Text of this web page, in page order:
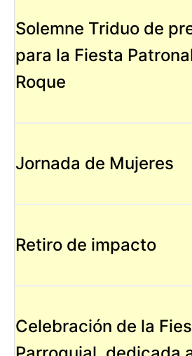
Solemne Triduo de
para la Fiesta
Roque
Jornada de Mujeres
Retiro de impacto
Celebración de la